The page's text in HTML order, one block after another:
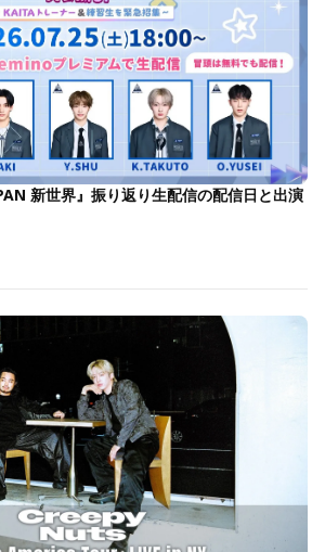
新世界』振り返り生配信の配信日と出演